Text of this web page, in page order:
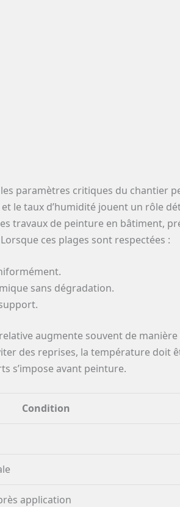
paramètres critiques du chantier
le taux d’humidité jouent un rôle
travaux de peinture en bâtiment,
ces plages sont respectées :
sans dégradation.
augmente souvent de
des reprises, la température doit
s’impose avant peinture.
Condition
application